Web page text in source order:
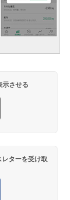
示させる
ターを受け取